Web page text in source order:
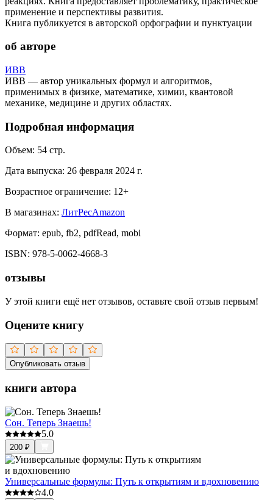
применение и перспективы развития.
Книга публикуется в авторской орфографии и пунктуации
об авторе
ИВВ
ИВВ — автор уникальных формул и алгоритмов,
применимых в физике, математике, химии, квантовой
механике, медицине и других областях.
Подробная информация
Объем: 54 стр.
Дата выпуска: 26 февраля 2024 г.
Возрастное ограничение: 12+
В магазинах: ЛитРесAmazon
Формат: epub, fb2, pdfRead, mobi
ISBN: 978-5-0062-4668-3
отзывы
У этой книги ещё нет отзывов, оставьте свой отзыв первым!
Оцените книгу
Опубликовать отзыв
книги автора
Сон. Теперь Знаешь!
5.0
200 ₽
Универсальные формулы: Путь к открытиям и вдохновению
4.0